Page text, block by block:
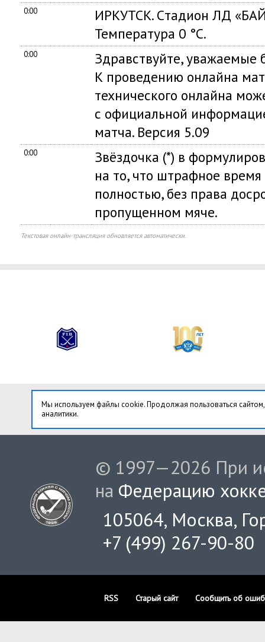
0:00
ИРКУТСК. Cтадион ЛД
Температура 0 °C.
0:00
Здравствуйте, уважаемые
К проведению онлайна
технического онлайна
с официальной
матча. Версия 5.09
0:00
Звёздочка (*) в
на то, что штрафное
полностью, без права
пропущенном мяче.
Текстовая онлайн-трансляция обновляется автоматически.
Мы используем файлы cookie. Продолжая пользоваться
аналитики.
© 1997—2026 При
на Федерацию
105064, Москва,
+7 (499) 267-90-80
RSS Старый сайт Сообщить об